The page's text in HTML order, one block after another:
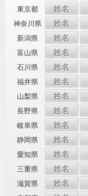
東京都 姓名
神奈川県 姓名
新潟県 姓名
富山県 姓名
石川県 姓名
福井県 姓名
山梨県 姓名
長野県 姓名
岐阜県 姓名
静岡県 姓名
愛知県 姓名
三重県 姓名
滋賀県 姓名